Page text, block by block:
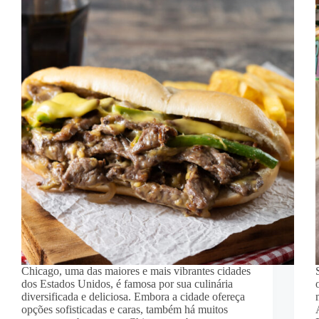
Chicago, uma das maiores e mais vibrantes cidades
dos Estados Unidos, é famosa por sua culinária
diversificada e deliciosa. Embora a cidade ofereça
opções sofisticadas e caras, também há muitos